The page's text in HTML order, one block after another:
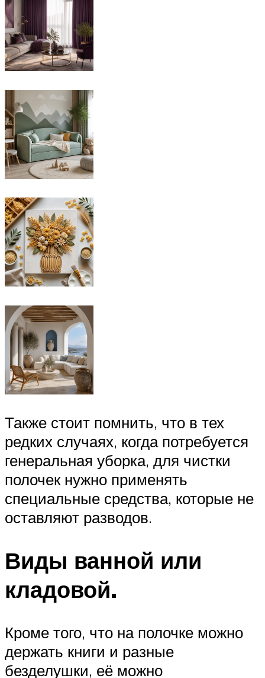
Также стоит помнить, что в тех
редких случаях, когда потребуется
генеральная уборка, для чистки
полочек нужно применять
специальные средства, которые не
оставляют разводов.
Виды ванной или
кладовой.
Кроме того, что на полочке можно
держать книги и разные
безделушки, её можно